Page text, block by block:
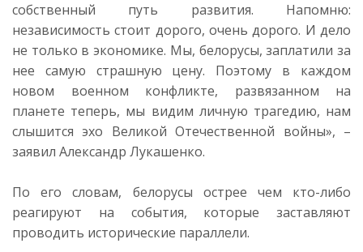
собственный путь развития. Напомню:
независимость стоит дорого, очень дорого. И дело
не только в экономике. Мы, белорусы, заплатили за
нее самую страшную цену. Поэтому в каждом
новом военном конфликте, развязанном на
планете теперь, мы видим личную трагедию, нам
слышится эхо Великой Отечественной войны», –
заявил Александр Лукашенко.
По его словам, белорусы острее чем кто-либо
реагируют на события, которые заставляют
проводить исторические параллели.